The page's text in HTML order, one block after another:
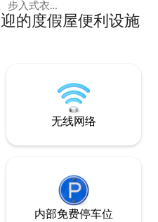
步入式衣
和烘干机 -
住 -带围栏
啡站 - 用
开放式厨房，配备
Nespresso咖啡吧
海滩、参加春季训
最美好一面的大本
的度假屋便利设施
无线网络
内部免费停车位